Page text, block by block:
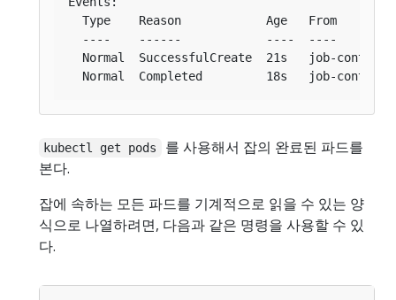
kubectl get pods
를 사용해서 잡의 완료된 파드를
본다.
잡에 속하는 모든 파드를 기계적으로 읽을 수 있는 양
식으로 나열하려면, 다음과 같은 명령을 사용할 수 있
다.